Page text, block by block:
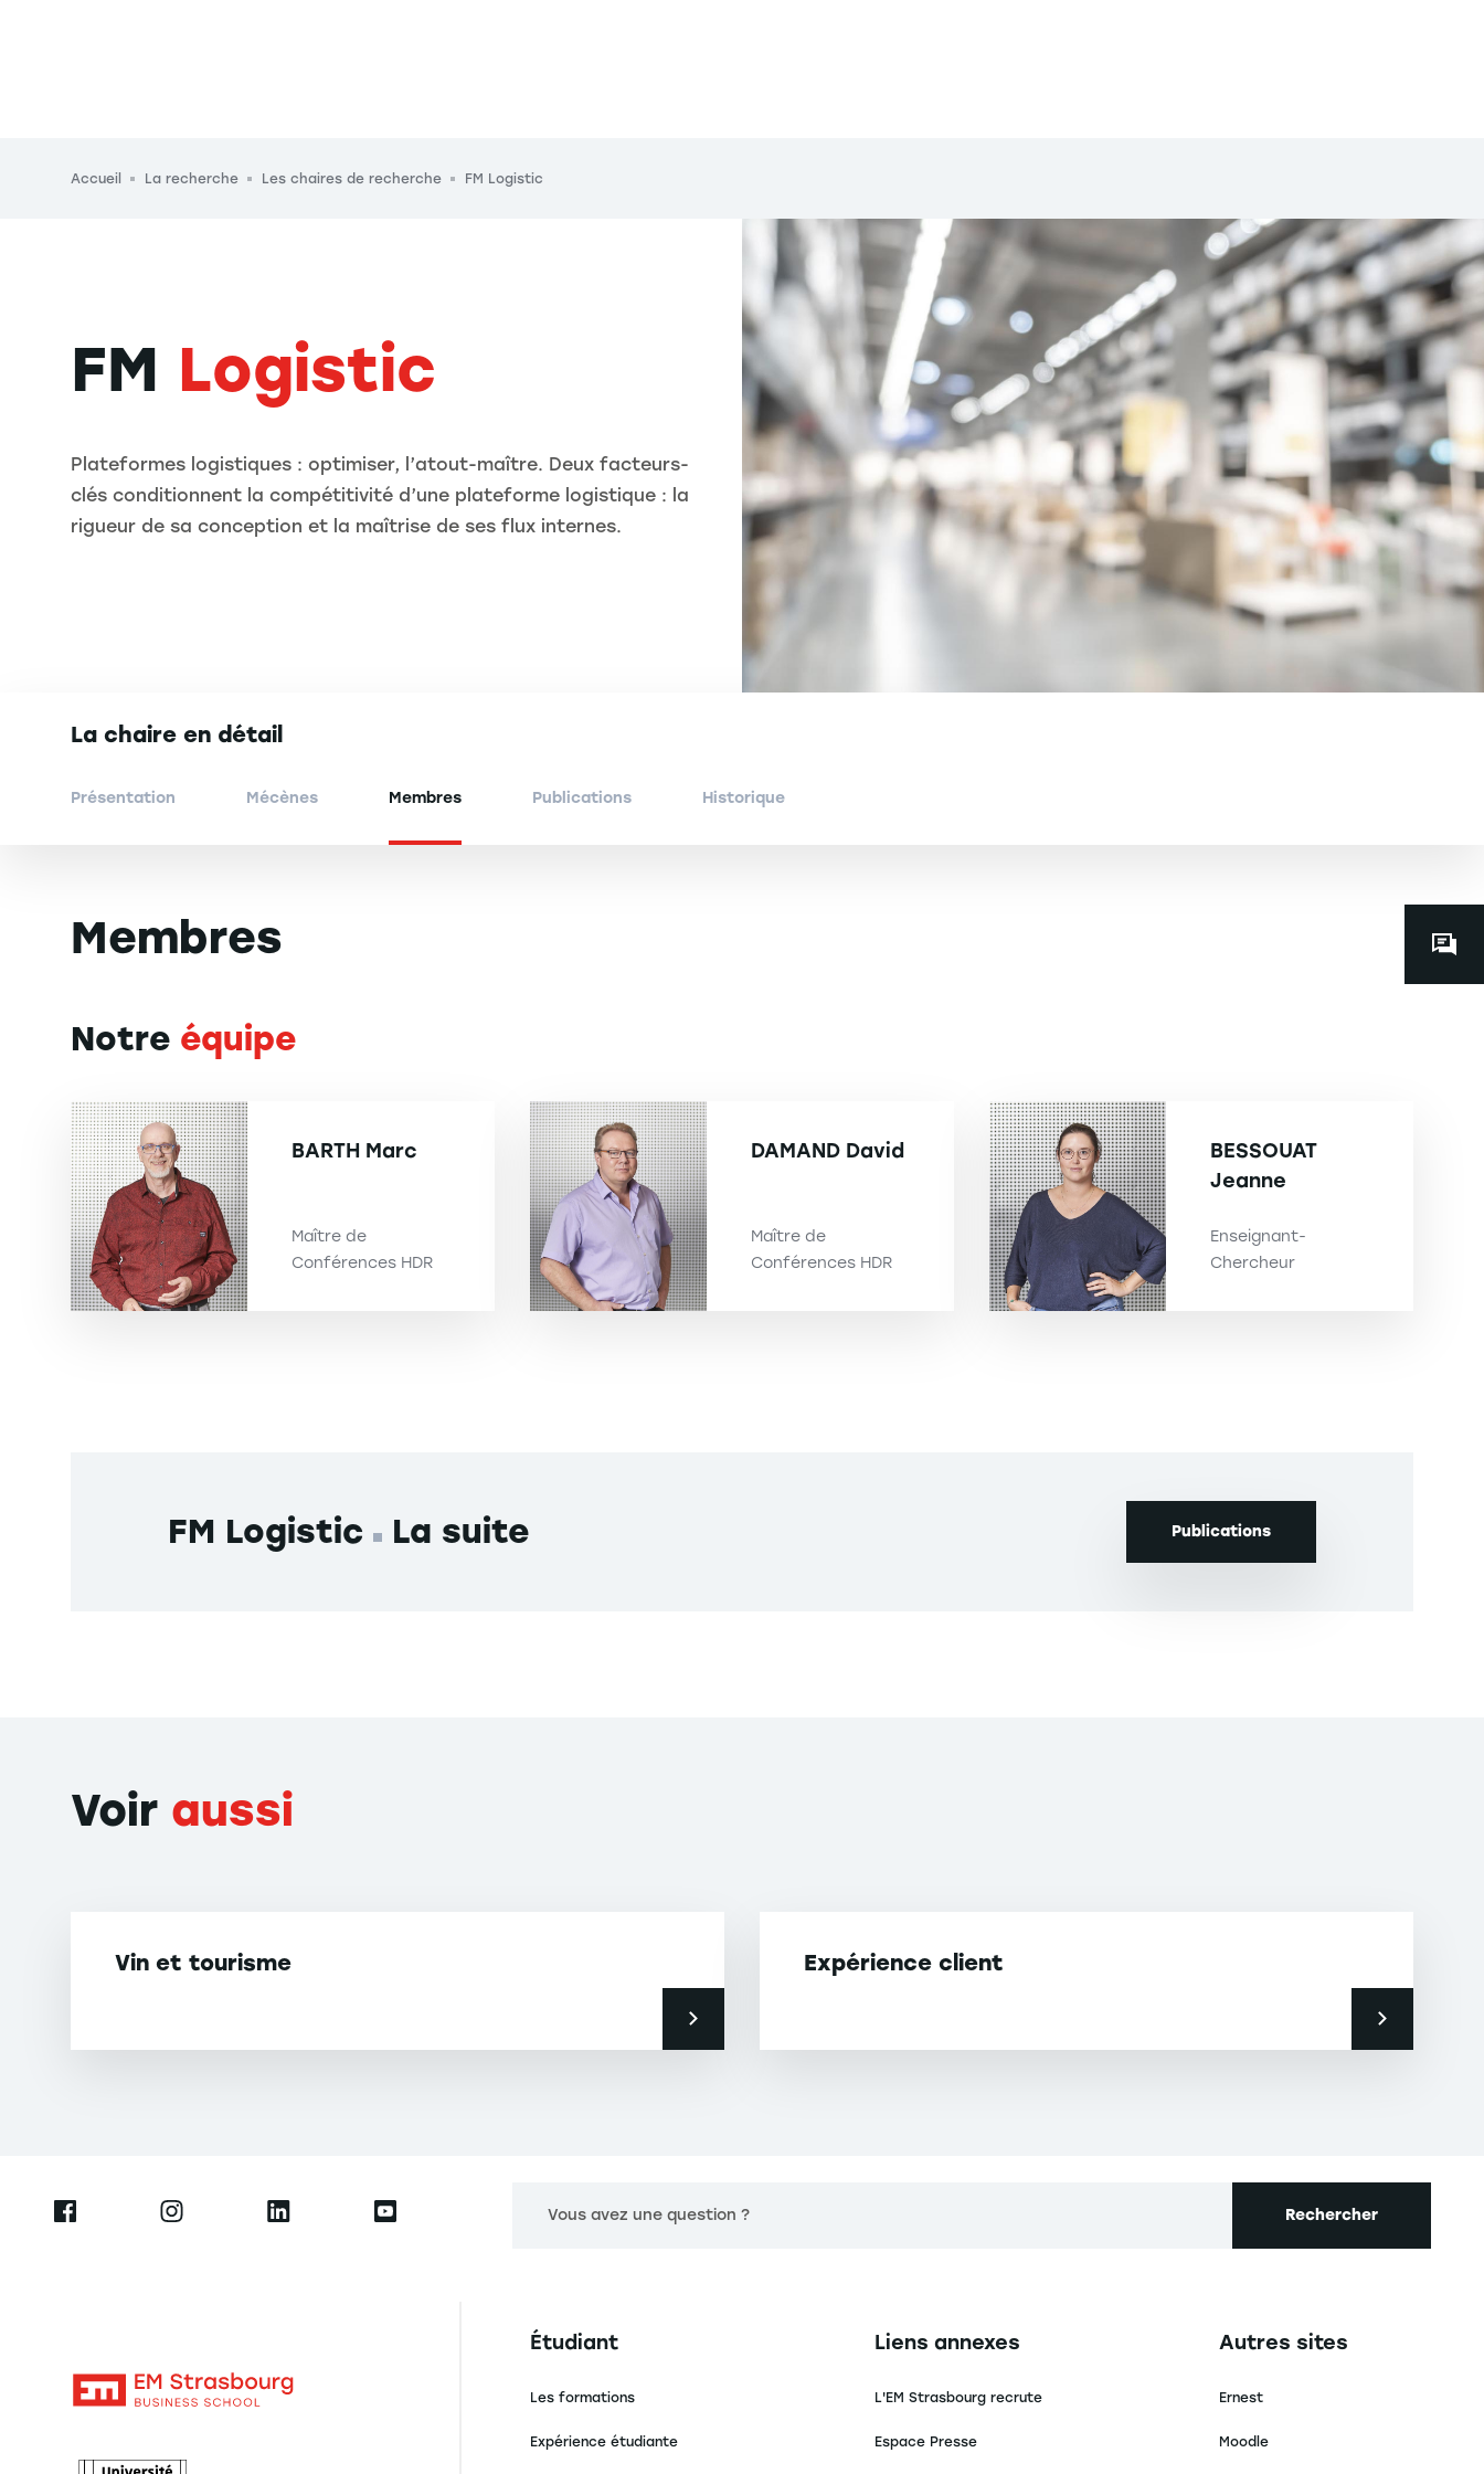
Fil d'Ariane
Accueil La recherche Les chaires de recherche FM Logistic
FM Logistic
Plateformes logistiques : optimiser, l’atout-maître. Deux facteurs-
clés conditionnent la compétitivité d’une plateforme logistique : la
rigueur de sa conception et la maîtrise de ses flux internes.
La chaire en détail
Présentation Mécènes Membres Publications Historique
Membres
Notre équipe
BARTH Marc
Maître de
Conférences HDR
DAMAND David
Maître de
Conférences HDR
BESSOUAT
Jeanne
Enseignant-
Chercheur
FM Logistic La suite Publications
Voir aussi
Vin et tourisme Expérience client
Vous avez une question ? Rechercher
Navigation principale footer
Étudiant
Les formations
Expérience étudiante
Navigation secondaire footer
Liens annexes
L'EM Strasbourg recrute
Espace Presse
Navigation tertiaire footer
Autres sites
Ernest
Moodle